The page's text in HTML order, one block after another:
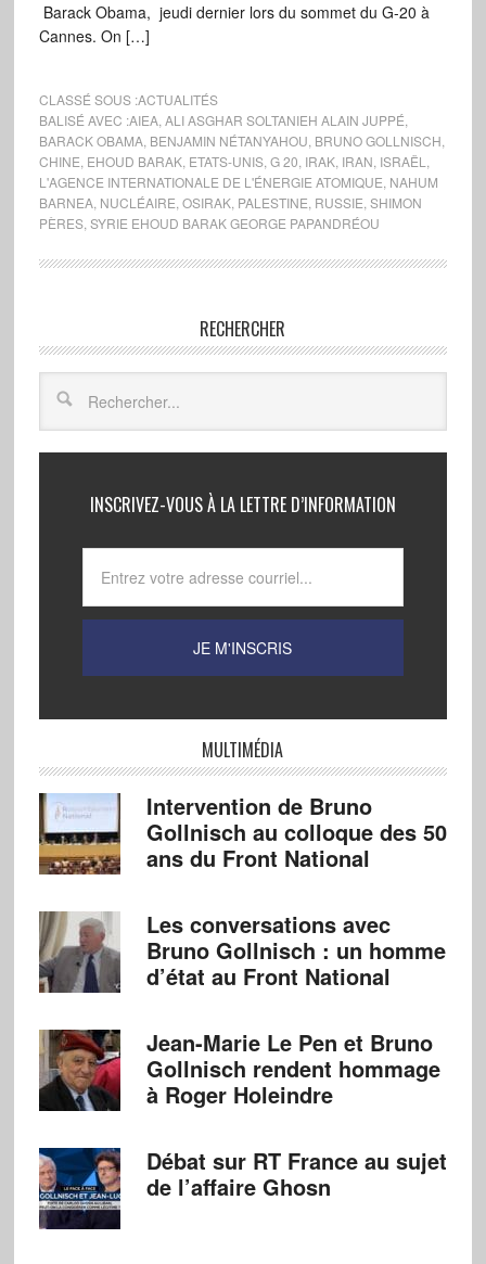
Barack Obama, jeudi dernier lors du sommet du G-20 à
Cannes. On […]
CLASSÉ SOUS :ACTUALITÉS
BALISÉ AVEC :AIEA, ALI ASGHAR SOLTANIEH ALAIN JUPPÉ
BARACK OBAMA, BENJAMIN NÉTANYAHOU BRUNO GOLLNISCH
CHINE EHOUD BARAK, ETATS-UNIS, G 20 IRAK, IRAN ISRAËL
L'AGENCE INTERNATIONALE DE L'ÉNERGIE ATOMIQUE NAHUM
BARNEA, NUCLÉAIRE OSIRAK, PALESTINE RUSSIE SHIMON
PÈRES, SYRIE EHOUD BARAK GEORGE PAPANDRÉOU
RECHERCHER
INSCRIVEZ-VOUS À LA LETTRE D’INFORMATION
MULTIMÉDIA
Intervention de Bruno
Gollnisch au colloque des 50
ans du Front National
Les conversations avec
Bruno Gollnisch : un homme
d’état au Front National
Jean-Marie Le Pen et Bruno
Gollnisch rendent hommage
à Roger Holeindre
Débat sur RT France au sujet
de l’affaire Ghosn